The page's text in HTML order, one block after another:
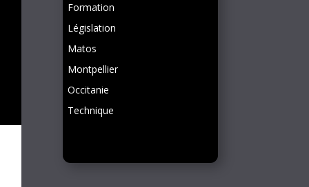
Formation
Législation
Matos
Montpellier
Occitanie
Technique